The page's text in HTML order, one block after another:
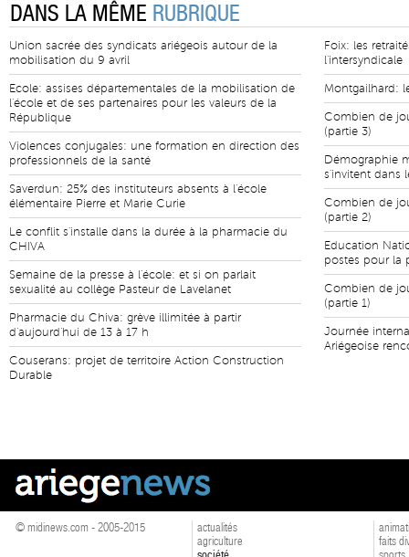
DANS LA MÊME RUBRIQUE
Union sacrée des syndicats ariégeois autour de la
mobilisation du 9 avril
Ecole: assises départementales de la mobilisation de
l'école et de ses partenaires pour les valeurs de la
République
Violences conjugales: une formation en direction des
professionnels de la santé
Saverdun: 25% des instituteurs absents à l'école
élémentaire Pierre et Marie Curie
Le conflit s'installe dans la durée à la pharmacie du
CHIVA
Semaine de la presse à l'école: et si on parlait
sexualité au collège Pasteur de Lavelanet
Pharmacie du Chiva: grève illimitée à partir
d'aujourd'hui de 13 à 17 h
Couserans: projet de territoire Action Construction
Durable
Foix: les
l'intersyndicale
Montgailhard:
Combien de
(partie 3)
Démographie
s'invitent dans
Combien de
(partie 2)
Education
postes pour la
Combien de
(partie 1)
Journée
Ariégeoise
© midinews.com - 2005-2015
actualités
agriculture
faits